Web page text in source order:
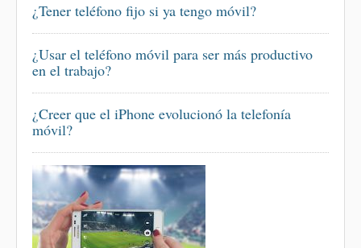
¿Tener teléfono fijo si ya tengo móvil?
¿Usar el teléfono móvil para ser más productivo
en el trabajo?
¿Creer que el iPhone evolucionó la telefonía
móvil?